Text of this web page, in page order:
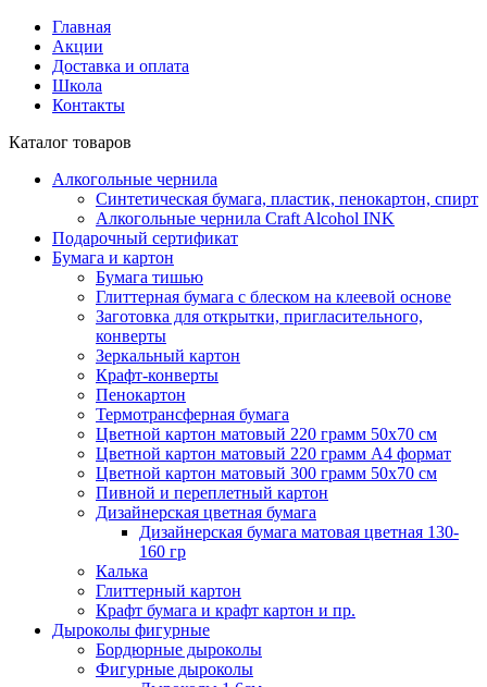
Главная
Акции
Доставка и оплата
Школа
Контакты
Каталог товаров
Алкогольные чернила
Синтетическая бумага, пластик, пенокартон, спирт
Алкогольные чернила Craft Alcohol INK
Подарочный сертификат
Бумага и картон
Бумага тишью
Глиттерная бумага с блеском на клеевой основе
Заготовка для открытки, пригласительного,
конверты
Зеркальный картон
Крафт-конверты
Пенокартон
Термотрансферная бумага
Цветной картон матовый 220 грамм 50х70 см
Цветной картон матовый 220 грамм A4 формат
Цветной картон матовый 300 грамм 50х70 см
Пивной и переплетный картон
Дизайнерская цветная бумага
Дизайнерская бумага матовая цветная 130-
160 гр
Калька
Глиттерный картон
Крафт бумага и крафт картон и пр.
Дыроколы фигурные
Бордюрные дыроколы
Фигурные дыроколы